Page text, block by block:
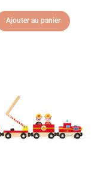
Ajouter au panier
d'envies